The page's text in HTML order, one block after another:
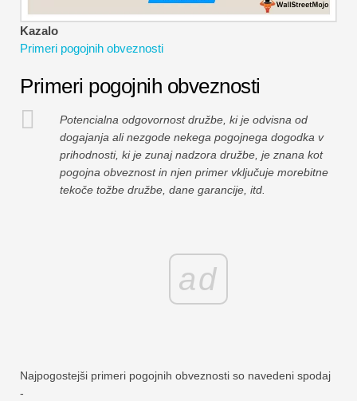
Vadnice za finančno modeliranje
Polna oblika
Vadnice za obvladovanje tveganj
Kazalo
Primeri pogojnih obveznosti
Primeri pogojnih obveznosti
Potencialna odgovornost družbe, ki je odvisna od
dogajanja ali nezgode nekega pogojnega dogodka v
prihodnosti, ki je zunaj nadzora družbe, je znana kot
pogojna obveznost in njen primer vključuje morebitne
tekoče tožbe družbe, dane garancije, itd.
ad
Najpogostejši primeri pogojnih obveznosti so navedeni spodaj
-